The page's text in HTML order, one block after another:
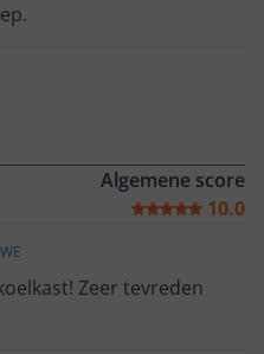
Algemene score
10.0
Zeer tevreden